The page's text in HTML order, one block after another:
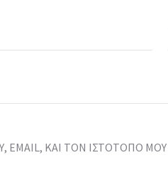
ΚΑΙ ΤΟΝ ΙΣΤΌΤΟΠΟ